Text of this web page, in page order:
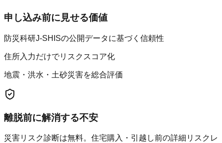
申し込み前に見せる価値
防災科研J-SHISの公開データに基づく信頼性
住所入力だけでリスクスコア化
地震・洪水・土砂災害を総合評価
離脱前に解消する不安
災害リスク診断は無料。住宅購入・引越し前の詳細リスクレ